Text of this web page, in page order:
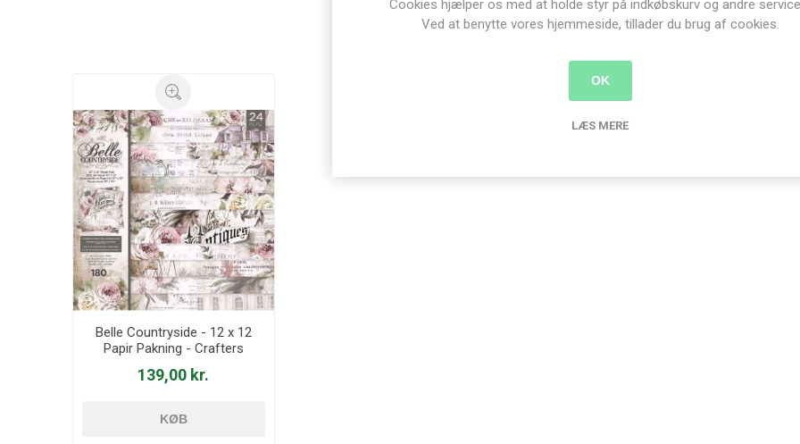
Kunder der har købt denne vare købte
Belle Countryside - 12 x 12
Papir Pakning - Crafters
Companiun - BELC-PAD12
139,00 kr.
KØB
Cookies hjælper os med at holde styr på indkøbskurv og andre
Ved at benytte vores hjemmeside, tillader du brug af cookies.
OK
LÆS MERE